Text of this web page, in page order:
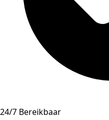
24/7 Bereikbaar